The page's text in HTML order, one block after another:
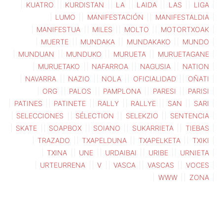
KUATRO
KURDISTAN LA LAIDA LAS
LIGA
LUMO
MANIFESTACIÓN
MANIFESTALDIA
MANIFESTUA
MILES MOLTO
MOTORTXOAK
MUERTE
MUNDAKA MUNDAKAKO
MUNDO
MUNDUAN
MUNDUKO MURUETA
MURUETAGANE
MURUETAKO
NAFARROA NAGUSIA
NATION
NAVARRA
NAZIO NOLA OFICIALIDAD
OÑATI
ORG
PALOS PAMPLONA PARESI
PARISI
PATINES
PATINETE RALLY RALLYE SAN
SARI
SELECCIONES
SÉLECTION SELEKZIO
SENTENCIA
SKATE
SOAPBOX SOIANO SUKARRIETA
TIEBAS
TRAZADO
TXAPELDUNA TXAPELKETA
TXIKI
TXINA
UNE URDAIBAI URIBE
URNIETA
URTEURRENA
V VASCA VASCAS
VOCES
WWW
ZONA